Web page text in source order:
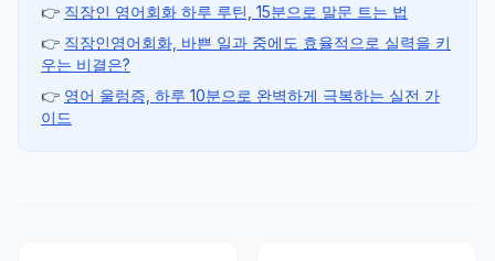
👉 직장인 영어회화 하루 루틴, 15분으로 말문 트는 법
👉 직장인영어회화, 바쁜 일과 중에도 효율적으로 실력을 키
우는 비결은?
👉 영어 울렁증, 하루 10분으로 완벽하게 극복하는 실전 가
이드